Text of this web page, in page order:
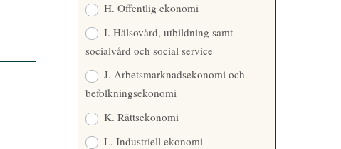
H. Offentlig ekonomi
I. Hälsovård, utbildning samt
socialvård och social service
J. Arbetsmarknadsekonomi och
befolkningsekonomi
K. Rättsekonomi
L. Industriell ekonomi